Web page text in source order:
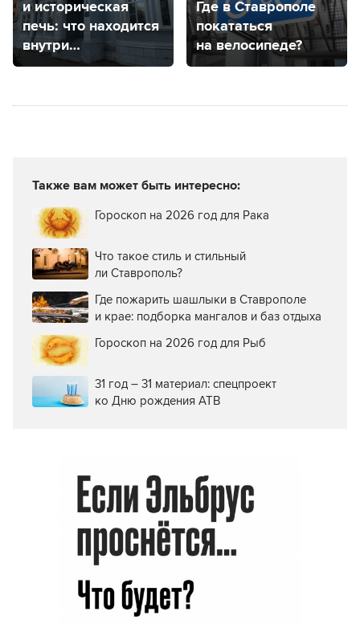
и историческая
печь: что находится
внутри
театрального
в Ставрополе
Где в Ставрополе
покататься
на велосипеде?
Также вам может быть интересно:
Гороскоп на 2026 год для Рака
Что такое стиль и стильный
ли Ставрополь?
Где пожарить шашлыки в Ставрополе
и крае: подборка мангалов и баз отдыха
Гороскоп на 2026 год для Рыб
31 год – 31 материал: спецпроект
ко Дню рождения АТВ